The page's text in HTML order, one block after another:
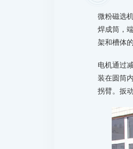
微粉磁选
焊成筒，
架和槽体
电机通过
装在圆筒
拐臂。扳